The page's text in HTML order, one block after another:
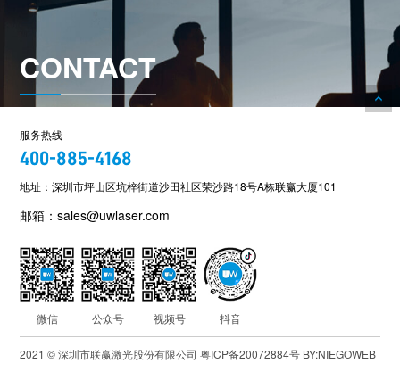
CONTACT
服务热线
400-885-4168
地址：深圳市坪山区坑梓街道沙田社区荣沙路18号A栋联赢大厦101
邮箱：sales@uwlaser.com
微信 公众号 视频号 抖音
2021 © 深圳市联赢激光股份有限公司 粤ICP备20072884号 BY:NIEGOWEB